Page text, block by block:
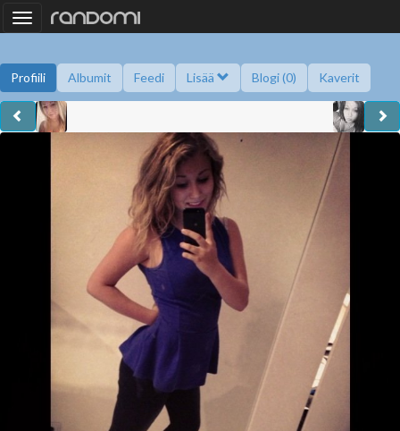
Toggle
navigation
Profiili Albumit Feedi Lisää Blogi (0) Kaverit
Kysy minulta Saavutukset